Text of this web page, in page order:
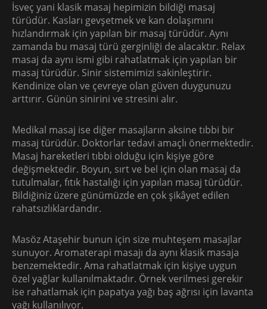
İsveç yani klasik masaj hepimizin bildiği masaj
türüdür. Kasları gevşetmek ve kan dolaşımını
hızlandırmak için yapılan bir masaj türüdür. Aynı
zamanda bu masaj türü gerginliği de alacaktır. Relax
masaj da aynı ismi gibi rahatlatmak için yapılan bir
masaj türüdür. Sinir sistemimizi sakinleştirir.
Kendinize olan ve çevreye olan güven duygunuzu
arttırır. Günün sinirini ve stresini alır.
Medikal masaj ise diğer masajların aksine tıbbi bir
masaj türüdür. Doktorlar tedavi amaçlı önermektedir.
Masaj hareketleri tıbbi olduğu için kişiye göre
değişmektedir. Boyun, sırt ve bel için olan masaj da
tutulmalar, fıtık hastalığı için yapılan masaj türüdür.
Bildiğiniz üzere günümüzde en çok şikâyet edilen
rahatsızlıklardandır.
Masöz Ataşehir bunun için size muhteşem masajlar
sunuyor. Aromaterapi masajı da aynı klasik masaja
benzemektedir. Ama rahatlatmak için kişiye uygun
özel yağlar kullanılmaktadır. Örnek verilmesi gerekir
ise rahatlamak için papatya yağı baş ağrısı için lavanta
yağı kullanılıyor.